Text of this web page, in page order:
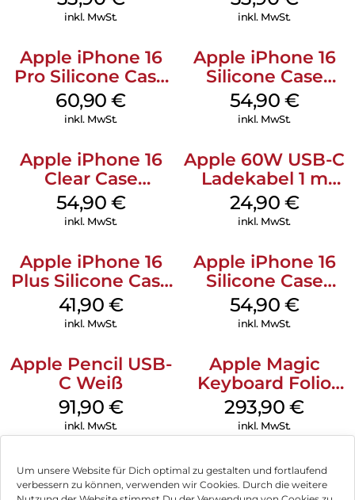
Um unsere Website für Dich optimal zu gestalten und fortlaufend
verbessern zu können, verwenden wir Cookies. Durch die weitere
Mobile
inkl. MwSt.
Green
inkl. MwSt.
Apple iPhone 16
Pro Silicone Case
MagSafe Stone
Gray
60,90€
inkl. MwSt.
Apple iPhone 16
Silicone Case
MagSafe Black
54,90 €
inkl. MwSt.
Apple iPhone 16
Clear Case
MagSafe
Transparent
54,90 €
inkl. MwSt.
Apple 60W USB-C
Ladekabel 1 m
Weiß
24,90 €
inkl. MwSt.
Apple iPhone 16
Plus Silicone Case
MagSafe Stone
Gray
41,90 €
inkl. MwSt.
Apple iPhone 16
Silicone Case
MagSafe Lake
Green
54,90 €
inkl. MwSt.
Apple Pencil USB-
C Weiß
91,90 €
inkl. MwSt.
Apple Magic
Keyboard Folio
iPad 10.9″ (10.Gen.)
Weiß
293,90€
inkl. MwSt.